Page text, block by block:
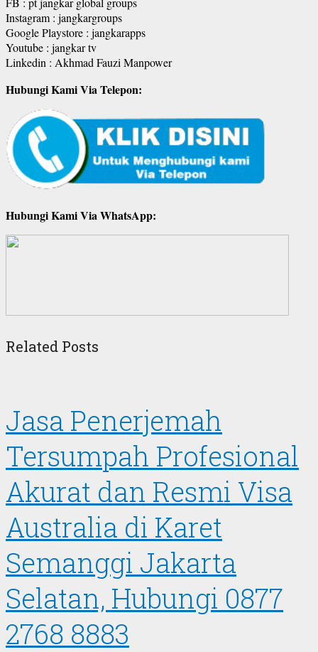
Instagram : jangkargroups
Google Playstore : jangkarapps
Youtube : jangkar tv
Linkedin : Akhmad Fauzi Manpower
Hubungi Kami Via Telepon:
Hubungi Kami Via WhatsApp:
Related Posts
Jasa Penerjemah
Tersumpah Profesional
Akurat dan Resmi Visa
Australia di Karet
Semanggi Jakarta
Selatan, Hubungi 0877
2768 8883